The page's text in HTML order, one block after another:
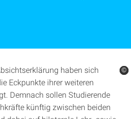
haben sich
Eckpunkte ihrer weiteren
Demnach sollen Studierende
künftig zwischen beiden
©
©
©